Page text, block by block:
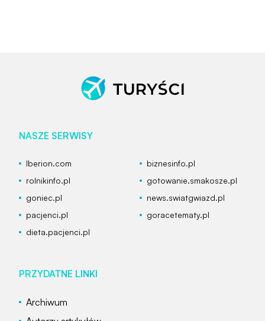
NASZE SERWISY
Iberion.com
biznesinfo.pl
rolnikinfo.pl
gotowanie.smakosze.pl
goniec.pl
news.swiatgwiazd.pl
pacjenci.pl
goracetematy.pl
dieta.pacjenci.pl
PRZYDATNE LINKI
Archiwum